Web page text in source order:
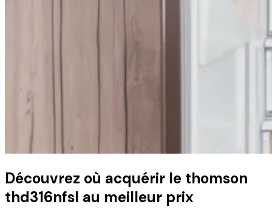
Découvrez où acquérir le thomson
thd316nfsl au meilleur prix